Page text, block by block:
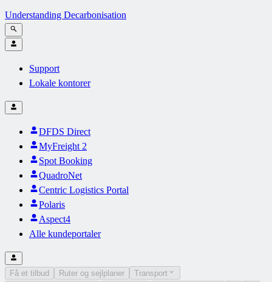
Understanding Decarbonisation
Support
Lokale kontorer
DFDS Direct
MyFreight 2
Spot Booking
QuadroNet
Centric Logistics Portal
Polaris
Aspect4
Alle kundeportaler
Få et tilbud Ruter og sejlplaner
Transport